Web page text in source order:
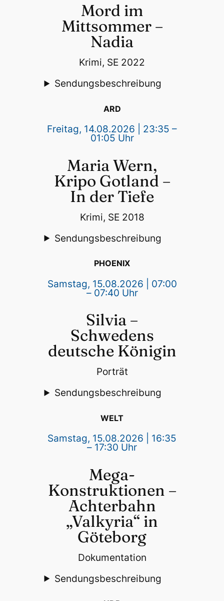
Mord im
Mittsommer –
Nadia
Krimi, SE 2022
Sendungsbeschreibung
ARD
Freitag, 14.08.2026 | 23:35 –
01:05 Uhr
Maria Wern,
Kripo Gotland –
In der Tiefe
Krimi, SE 2018
Sendungsbeschreibung
PHOENIX
Samstag, 15.08.2026 | 07:00
– 07:40 Uhr
Silvia –
Schwedens
deutsche Königin
Porträt
Sendungsbeschreibung
WELT
Samstag, 15.08.2026 | 16:35
– 17:30 Uhr
Mega-
Konstruktionen –
Achterbahn
„Valkyria“ in
Göteborg
Dokumentation
Sendungsbeschreibung